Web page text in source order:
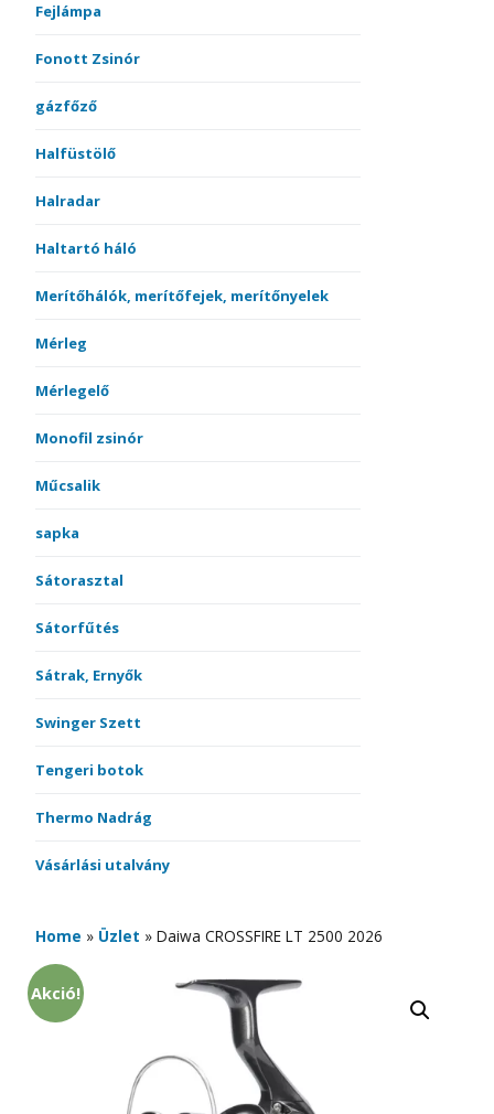
Fejlámpa
Fonott Zsinór
gázfőző
Halfüstölő
Halradar
Haltartó háló
Merítőhálók, merítőfejek, merítőnyelek
Mérleg
Mérlegelő
Monofil zsinór
Műcsalik
sapka
Sátorasztal
Sátorfűtés
Sátrak, Ernyők
Swinger Szett
Tengeri botok
Thermo Nadrág
Vásárlási utalvány
Home » Üzlet » Daiwa CROSSFIRE LT 2500 2026
Akció!